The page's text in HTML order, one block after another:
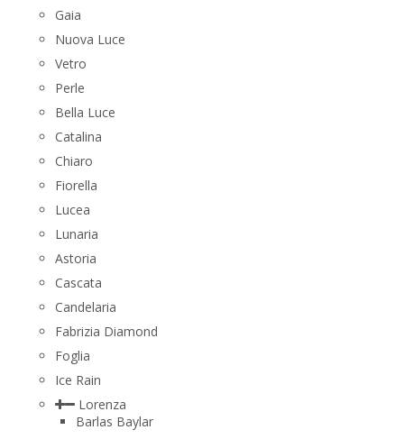
Gaia
Nuova Luce
Vetro
Perle
Bella Luce
Сatalina
Chiaro
Fiorella
Lucea
Lunaria
Astoria
Cascata
Candelaria
Fabrizia Diamond
Foglia
Ice Rain
Lorenza
Barlas Baylar